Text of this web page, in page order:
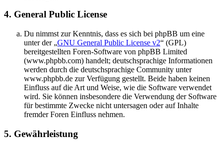
4. General Public License
Du nimmst zur Kenntnis, dass es sich bei phpBB um eine
unter der „GNU General Public License v2“ (GPL)
bereitgestellten Foren-Software von phpBB Limited
(www.phpbb.com) handelt; deutschsprachige Informationen
werden durch die deutschsprachige Community unter
www.phpbb.de zur Verfügung gestellt. Beide haben keinen
Einfluss auf die Art und Weise, wie die Software verwendet
wird. Sie können insbesondere die Verwendung der Software
für bestimmte Zwecke nicht untersagen oder auf Inhalte
fremder Foren Einfluss nehmen.
5. Gewährleistung